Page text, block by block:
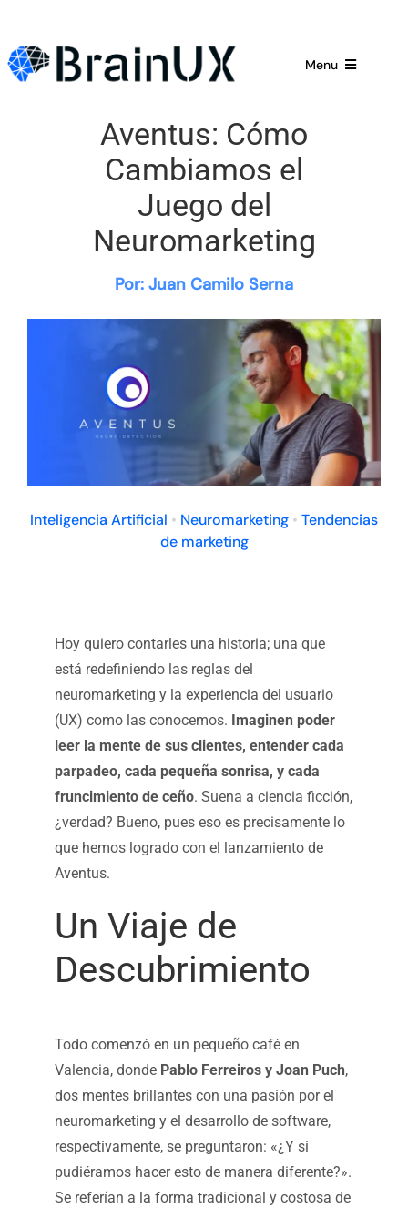
content
Menu
Estudios UX
Consultorías
FormAcción
Equipo
Contacto
Aventus: Cómo
Cambiamos el
Juego del
Neuromarketing
Por: Juan Camilo Serna
Inteligencia Artificial • Neuromarketing • Tendencias
de marketing
Hoy quiero contarles una historia; una que
está redefiniendo las reglas del
neuromarketing y la experiencia del usuario
(UX) como las conocemos. Imaginen poder
leer la mente de sus clientes, entender cada
parpadeo, cada pequeña sonrisa, y cada
fruncimiento de ceño. Suena a ciencia ficción,
¿verdad? Bueno, pues eso es precisamente lo
que hemos logrado con el lanzamiento de
Aventus.
Un Viaje de
Descubrimiento
Todo comenzó en un pequeño café en
Valencia, donde Pablo Ferreiros y Joan Puch,
dos mentes brillantes con una pasión por el
neuromarketing y el desarrollo de software,
respectivamente, se preguntaron: «¿Y si
pudiéramos hacer esto de manera diferente?».
Se referían a la forma tradicional y costosa de